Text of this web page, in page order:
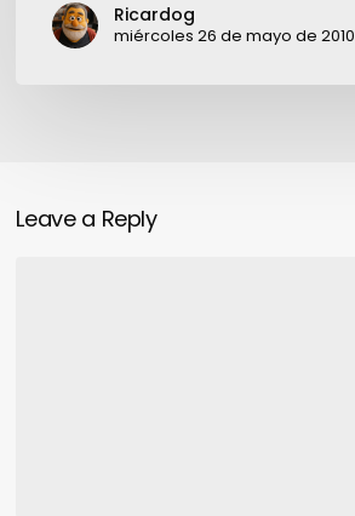
semana
Ricardog
miércoles 26 de mayo de 2010
Leave a Reply